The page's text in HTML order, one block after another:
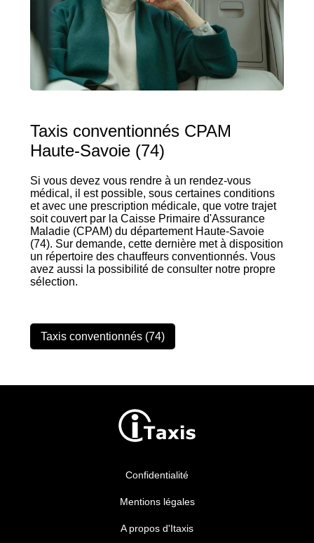
Taxis conventionnés CPAM
Haute-Savoie (74)
Si vous devez vous rendre à un rendez-vous
médical, il est possible, sous certaines conditions
et avec une prescription médicale, que votre trajet
soit couvert par la Caisse Primaire d'Assurance
Maladie (CPAM) du département Haute-Savoie
(74). Sur demande, cette dernière met à disposition
un répertoire des chauffeurs conventionnés. Vous
avez aussi la possibilité de consulter notre propre
sélection.
Taxis conventionnés (74)
Confidentialité
Mentions légales
A propos d'Itaxis